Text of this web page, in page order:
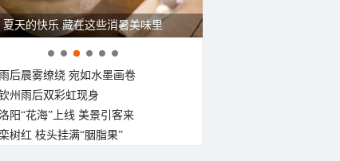
级 <3级 <3级 <3级 <3级
夏天的快乐 藏在这些消暑美味里
后晨雾缭绕 宛如水墨画卷
州雨后双彩虹现身
阳“花海”上线 美景引客来
树红 枝头挂满“胭脂果”